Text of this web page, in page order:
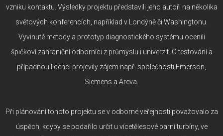
vzniku kontaktu. Výsledky projektu představili jeho autoři na několika
světových konferencích, například v Londýně či Washingtonu.
Vyvinuté metody a prototyp diagnostického systému ocenili
špičkoví zahraniční odborníci z průmyslu i univerzit. O testování a
případnou licenci projevily zájem např. společnosti Emerson,
Siemens a Areva.
Při plánování tohoto projektu se v odborné veřejnosti považovalo za
úspěch, kdyby se podařilo určit u vícetělesové parní turbíny, ve